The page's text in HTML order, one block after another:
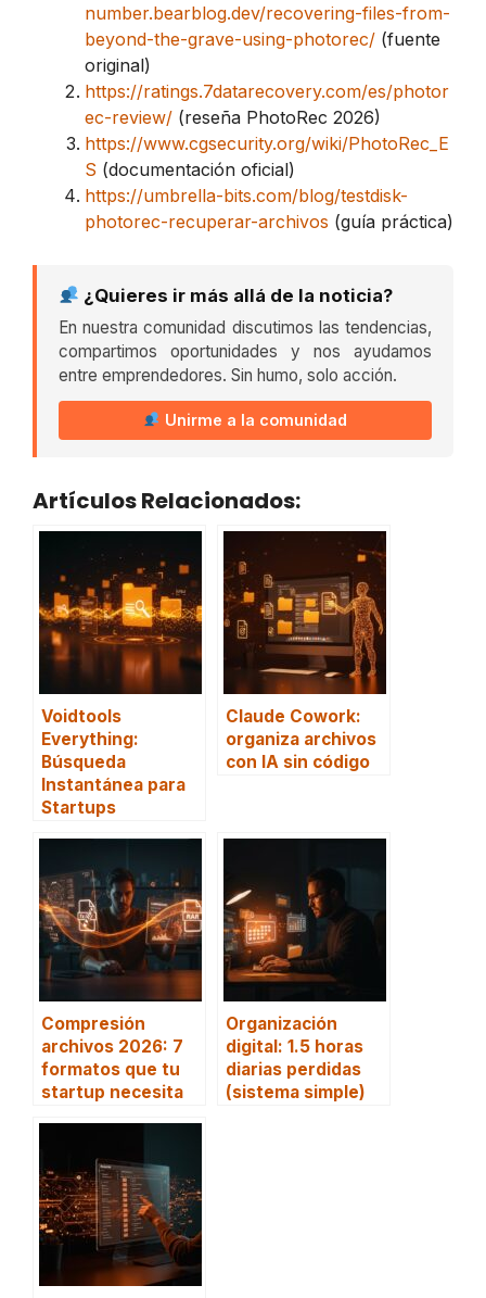
number.bearblog.dev/recovering-files-from-
beyond-the-grave-using-photorec/ (fuente
original)
https://ratings.7datarecovery.com/es/photor
ec-review/ (reseña PhotoRec 2026)
https://www.cgsecurity.org/wiki/PhotoRec_E
S (documentación oficial)
https://umbrella-bits.com/blog/testdisk-
photorec-recuperar-archivos (guía práctica)
¿Quieres ir más allá de la noticia?
En nuestra comunidad discutimos las tendencias,
compartimos oportunidades y nos ayudamos
entre emprendedores. Sin humo, solo acción.
Unirme a la comunidad
Artículos Relacionados:
Voidtools
Everything:
Búsqueda
Instantánea para
Startups
Claude Cowork:
organiza archivos
con IA sin código
Compresión
archivos 2026: 7
formatos que tu
startup necesita
Organización
digital: 1.5 horas
diarias perdidas
(sistema simple)